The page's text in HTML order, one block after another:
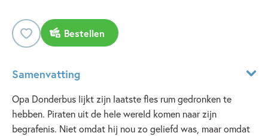
Bestellen
Samenvatting
Opa Donderbus lijkt zijn laatste fles rum gedronken te
hebben. Piraten uit de hele wereld komen naar zijn
begrafenis. Niet omdat hij nou zo geliefd was, maar omdat